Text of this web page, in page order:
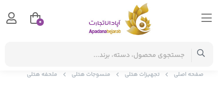
صفحه اصلی تجهیزات هتلی منسوجات هتلی ملحفه هتلی
0